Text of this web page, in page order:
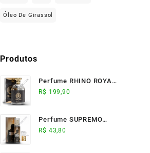
Óleo De Girassol
Produtos
Perfume RHINO ROYALE
(100ml) - Ozonteck
R$ 199,90
Perfume SUPREMO
ELIXIR (17ml) -
R$ 43,80